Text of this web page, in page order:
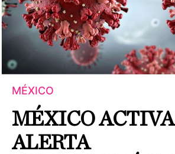
MÉXICO
MÉXICO ACTIVA
ALERTA